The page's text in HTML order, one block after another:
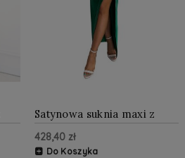
Satynowa suknia maxi z
rozcięciem na nogę
Butelkowa Zieleń NU483-1
428,40 zł
Do Koszyka